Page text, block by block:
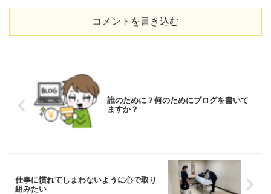
コメントを書き込む
誰のために？何のためにブログを書いて
ますか？
仕事に慣れてしまわないように心で取り
組みたい